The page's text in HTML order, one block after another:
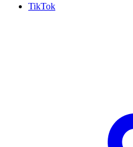
TikTok